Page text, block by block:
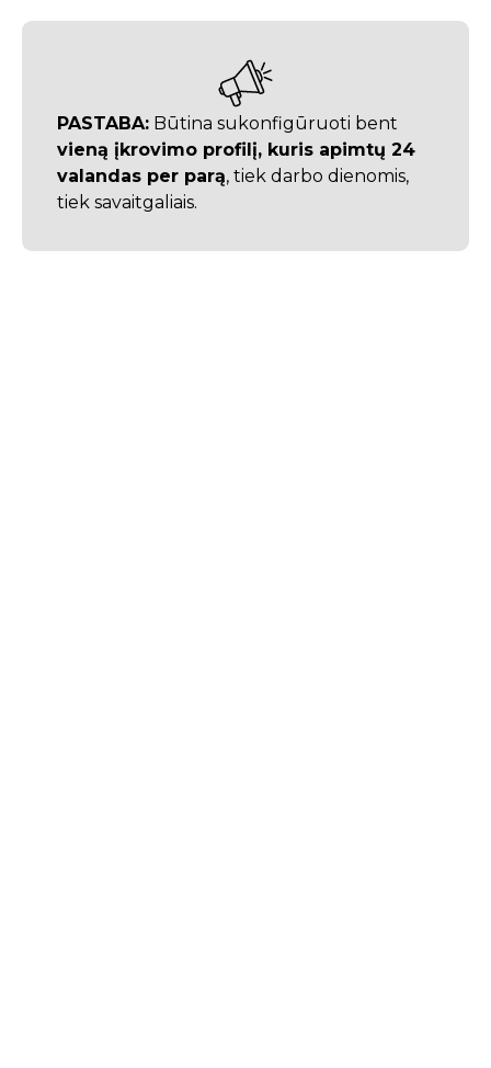
PASTABA: Būtina sukonfigūruoti bent
vieną įkrovimo profilį, kuris apimtų 24
valandas per parą, tiek darbo dienomis,
tiek savaitgaliais.